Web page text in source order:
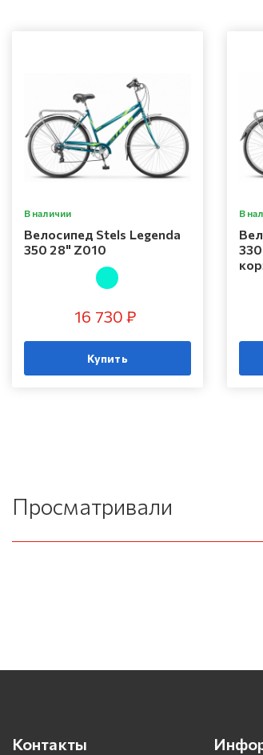
В наличии
Велосипед Stels Legenda
350 28" Z010
16 730 ₽
Купить
В
Просматривали
Контакты